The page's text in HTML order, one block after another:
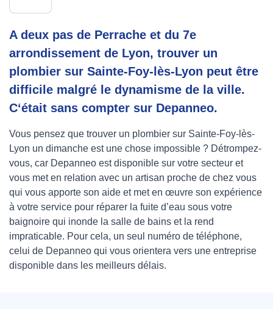
A deux pas de Perrache et du 7e
arrondissement de Lyon, trouver un
plombier sur Sainte-Foy-lès-Lyon peut être
difficile malgré le dynamisme de la ville.
C‘était sans compter sur Depanneo.
Vous pensez que trouver un plombier sur Sainte-Foy-lès-
Lyon un dimanche est une chose impossible ? Détrompez-
vous, car Depanneo est disponible sur votre secteur et
vous met en relation avec un artisan proche de chez vous
qui vous apporte son aide et met en œuvre son expérience
à votre service pour réparer la fuite d’eau sous votre
baignoire qui inonde la salle de bains et la rend
impraticable. Pour cela, un seul numéro de téléphone,
celui de Depanneo qui vous orientera vers une entreprise
disponible dans les meilleurs délais.